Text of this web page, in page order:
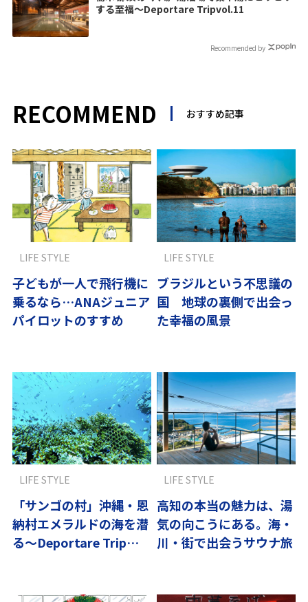
する至福〜Deportare Tripvol.11
Recommended by
RECOMMEND おすすめ記事
子どもが一人で飛行機に
乗るなら…ANAジュニア
パイロットのすすめ
LIFE STYLE
ブラジルという不思議の
国 地球の裏側で出会っ
た幸福の風景
LIFE STYLE
「サンゴの村」沖縄・恩
納村エメラルドの海を潜
る～Deportare Trip
LIFE STYLE
高知の本当の魅力は、湯
気の向こうにある。海・
川・街で出会うサウナ旅
LIFE STYLE